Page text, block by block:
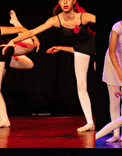
Exporter les
Exporter
Exporter
>
L'histoire